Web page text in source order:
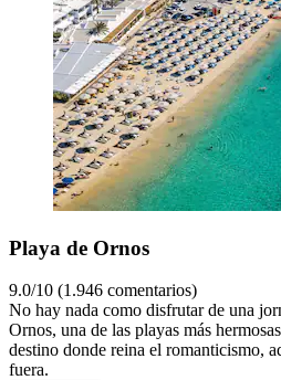
Playa de Ornos
9.0/10 (1.946 comentarios)
No hay nada como disfrutar de una
Ornos, una de las playas más
destino donde reina el romanticismo,
fuera.